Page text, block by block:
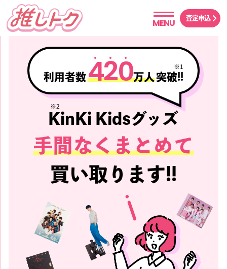
MENU
査定申込
利用者数420万人突破!!
※1
※2
KinKi Kidsグッズ
手間なくまとめて
買い取ります!!